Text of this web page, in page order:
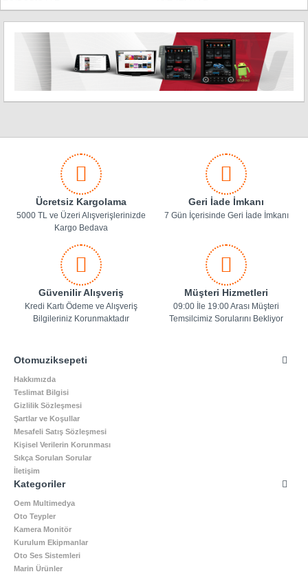
Ücretsiz Kargolama
5000 TL ve Üzeri Alışverişlerinizde
Kargo Bedava
Geri İade İmkanı
7 Gün İçerisinde Geri İade İmkanı
Güvenilir Alışveriş
Kredi Kartı Ödeme ve Alışveriş
Bilgileriniz Korunmaktadır
Müşteri Hizmetleri
09:00 İle 19:00 Arası Müşteri
Temsilcimiz Sorularını Bekliyor
Otomuziksepeti
Hakkımızda
Teslimat Bilgisi
Gizlilik Sözleşmesi
Şartlar ve Koşullar
Mesafeli Satış Sözleşmesi
Kişisel Verilerin Korunması
Sıkça Sorulan Sorular
İletişim
Kategoriler
Oem Multimedya
Oto Teypler
Kamera Monitör
Kurulum Ekipmanlar
Oto Ses Sistemleri
Marin Ürünler